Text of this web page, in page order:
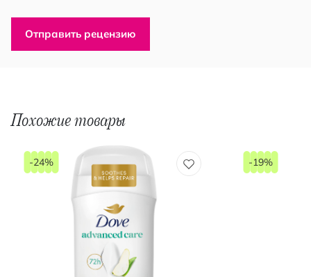
Отправить рецензию
Похожие товары
-24% -19%